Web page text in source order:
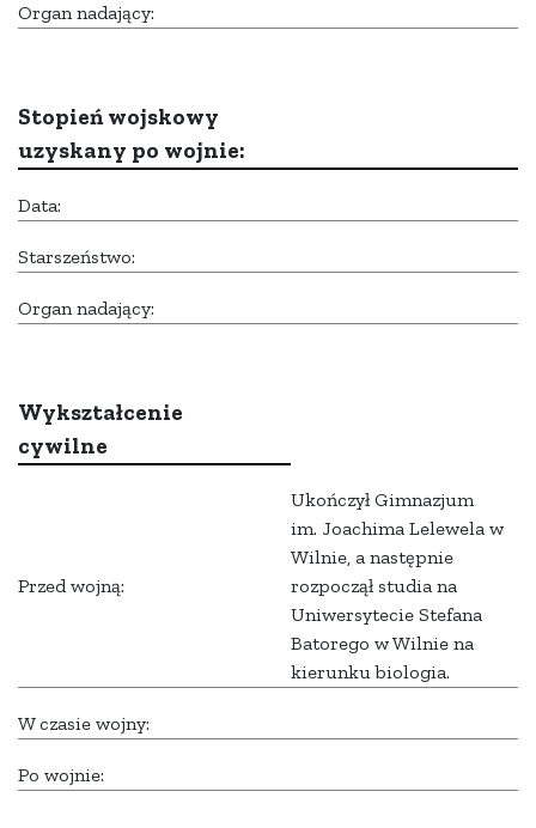
Organ nadający:
Stopień wojskowy
uzyskany po wojnie:
Data:
Starszeństwo:
Organ nadający:
Wykształcenie
cywilne
Przed wojną:
Ukończył Gimnazjum
im. Joachima Lelewela w
Wilnie, a następnie
rozpoczął studia na
Uniwersytecie Stefana
Batorego w Wilnie na
kierunku biologia.
W czasie wojny:
Po wojnie: